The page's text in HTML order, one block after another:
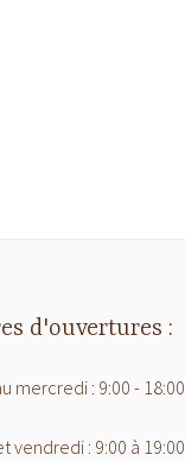
d'ouvertures :
mercredi : 9:00 - 18:00
vendredi : 9:00 à 19:00